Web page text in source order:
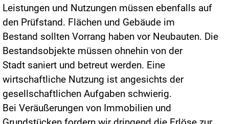
Leistungen und Nutzungen müssen ebenfalls auf
den Prüfstand. Flächen und Gebäude im
Bestand sollten Vorrang haben vor Neubauten. Die
Bestandsobjekte müssen ohnehin von der
Stadt saniert und betreut werden. Eine
wirtschaftliche Nutzung ist angesichts der
gesellschaftlichen Aufgaben schwierig.
Bei Veräußerungen von Immobilien und